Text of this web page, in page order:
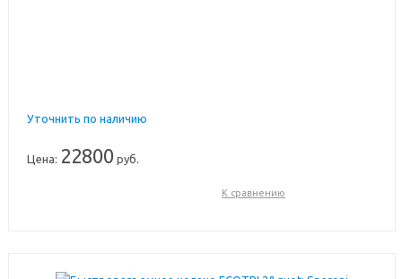
Уточнить по наличию
Цена: 22800 руб.
К сравнению